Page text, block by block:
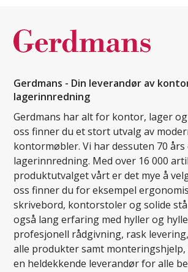
Gerdmans - Din leverandør av
lagerinnredning
Gerdmans har alt for kontor, lager
oss finner du et stort utvalg av
kontormøbler. Vi har dessuten 70
lagerinnredning. Med over 16 000
produktutvalget vårt er det mye å
oss finner du for eksempel
skrivebord, kontorstoler og solide
også lang erfaring med hyller og
profesjonell rådgivning, rask
alle produkter samt monteringshjelp,
en heldekkende leverandør for alle